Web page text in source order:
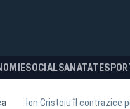
SOCIALSANATATE
Ion Cristoiu îl contrazice